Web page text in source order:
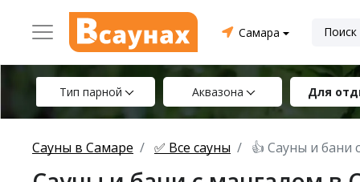
Самара
Тип парной Аквазона Для
Сауны в Самаре ✅ Все сауны 👍 Сауны и бани